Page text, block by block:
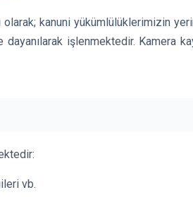
kanuni yükümlülüklerimizin
işlenmektedir. Kamera
vb.